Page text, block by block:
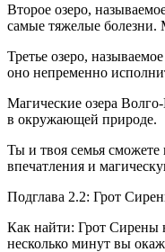
Второе озеро,
самые тяжелые
Третье озеро,
оно непременно
Магические озера
в окружающей природе.
Ты и твоя семья
впечатления и
Подглава 2.2: Грот
Как найти: Грот Сирены
несколько минут вы